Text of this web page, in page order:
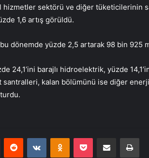
sektörü ve diğer tüketicilerinin
1,6 artış görüldü.
dönemde yüzde 2,5 artarak 98 bin 925
24,1’ini barajlı hidroelektrik, yüzde
santralleri, kalan bölümünü ise diğer enerji
PinterestReddit VKontakteOdnoklassniki
Pocket E-Posta ile paylaş